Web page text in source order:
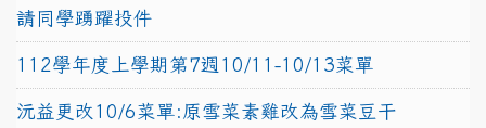
請同學踴躍投件
112學年度上學期第7週10/11-10/13菜單
沅益更改10/6菜單:原雪菜素雞改為雪菜豆干